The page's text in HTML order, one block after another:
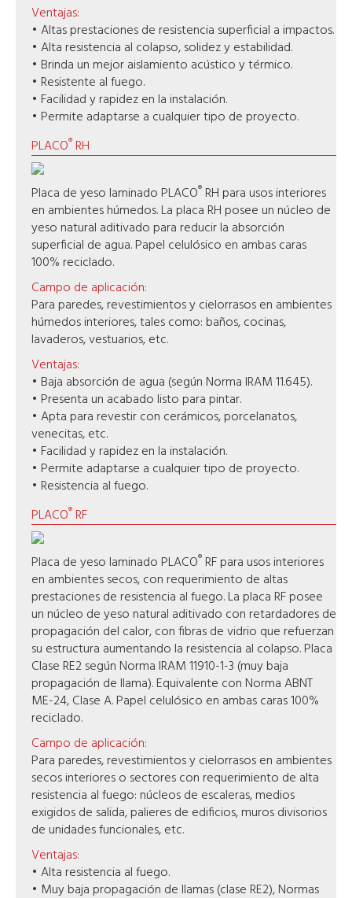
Ventajas:
• Altas prestaciones de resistencia superficial a impactos.
• Alta resistencia al colapso, solidez y estabilidad.
• Brinda un mejor aislamiento acústico y térmico.
• Resistente al fuego.
• Facilidad y rapidez en la instalación.
• Permite adaptarse a cualquier tipo de proyecto.
PLACO® RH
Placa de yeso laminado PLACO® RH para usos interiores
en ambientes húmedos. La placa RH posee un núcleo de
yeso natural aditivado para reducir la absorción
superficial de agua. Papel celulósico en ambas caras
100% reciclado.
Campo de aplicación:
Para paredes, revestimientos y cielorrasos en ambientes
húmedos interiores, tales como: baños, cocinas,
lavaderos, vestuarios, etc.
Ventajas:
• Baja absorción de agua (según Norma IRAM 11.645).
• Presenta un acabado listo para pintar.
• Apta para revestir con cerámicos, porcelanatos,
venecitas, etc.
• Facilidad y rapidez en la instalación.
• Permite adaptarse a cualquier tipo de proyecto.
• Resistencia al fuego.
PLACO® RF
Placa de yeso laminado PLACO® RF para usos interiores
en ambientes secos, con requerimiento de altas
prestaciones de resistencia al fuego. La placa RF posee
un núcleo de yeso natural aditivado con retardadores de
propagación del calor, con fibras de vidrio que refuerzan
su estructura aumentando la resistencia al colapso. Placa
Clase RE2 según Norma IRAM 11910-1-3 (muy baja
propagación de llama). Equivalente con Norma ABNT
ME-24, Clase A. Papel celulósico en ambas caras 100%
reciclado.
Campo de aplicación:
Para paredes, revestimientos y cielorrasos en ambientes
secos interiores o sectores con requerimiento de alta
resistencia al fuego: núcleos de escaleras, medios
exigidos de salida, palieres de edificios, muros divisorios
de unidades funcionales, etc.
Ventajas:
• Alta resistencia al fuego.
• Muy baja propagación de llamas (clase RE2), Normas